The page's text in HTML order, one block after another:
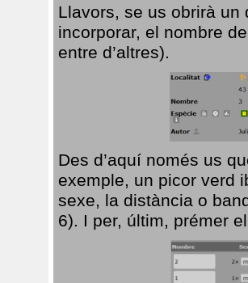
Llavors, se us obrirà
incorporar, el nombre
entre d’altres).
Des d’aquí només us
exemple, un picor verd
sexe, la distància o
6). I per, últim, prémer